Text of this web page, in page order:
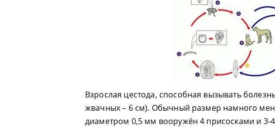
Взрослая цестода, способная вызывать
жвачных – 6 см). Обычный размер намного
диаметром 0,5 мм вооружён 4 присосками и 3-